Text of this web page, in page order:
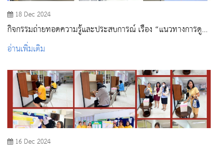
18 Dec 2024
กิจกรรมถ่ายทอดความรู้และประสบการณ์ เรื่อง “แนวทางการดูแล
ช่วยเหลือและป้องกันภาวะซึมเศร้าในนักศึกษาพยาบาล”
อ่านเพิ่มเติม
16 Dec 2024